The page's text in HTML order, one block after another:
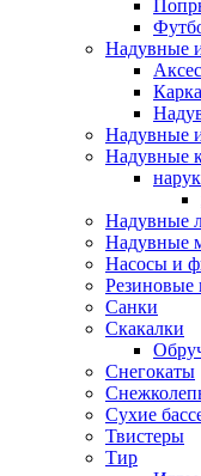
Надувные
Надувные
Надувные
Надувные
Надувные
Насосы и
Санки
Скакалки
Снегокаты
Сухие
Твистеры
Тир